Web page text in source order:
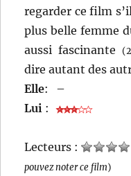
regarder ce film
plus belle femme
aussi fascinante
dire autant des
Elle:
–
Lui :
Lecteurs :
pouvez noter ce film)